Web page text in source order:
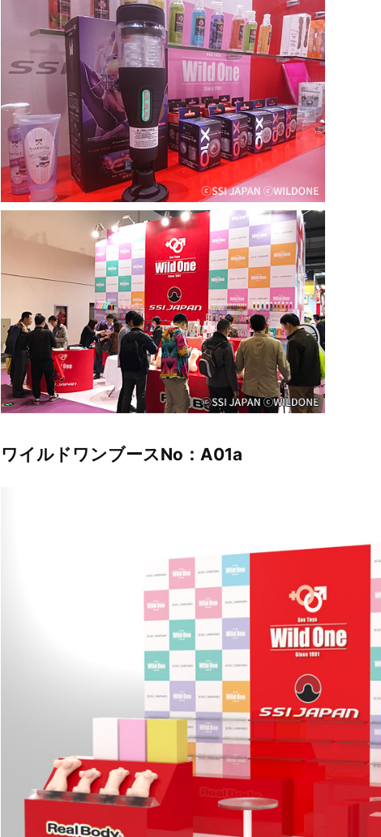
ワイルドワンブースNo：A01a